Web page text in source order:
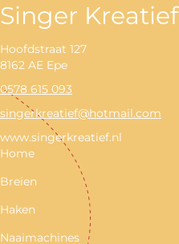
Singer Kreatief
Hoofdstraat 127
8162 AE Epe
0578 615 093
singerkreatief@hotmail.com
www.singerkreatief.nl
Home
Breien
Haken
Naaimachines